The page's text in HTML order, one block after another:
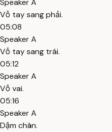
Speaker A
Vỗ tay sang phải.
05:08
Speaker A
Vỗ tay sang trái.
05:12
Speaker A
Vỗ vai.
05:16
Speaker A
Dậm chân.